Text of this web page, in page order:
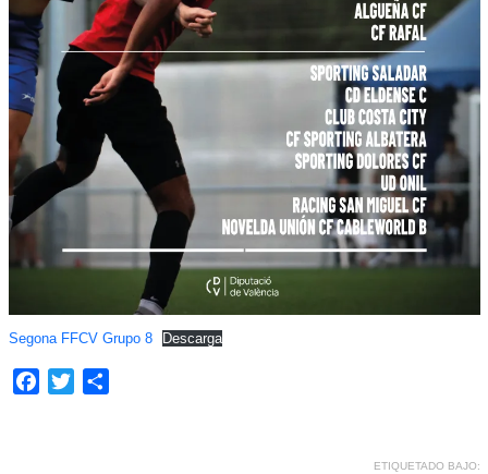
Segona FFCV Grupo 8 Descarga
Facebook
Twitter
ETIQUETADO BAJO: